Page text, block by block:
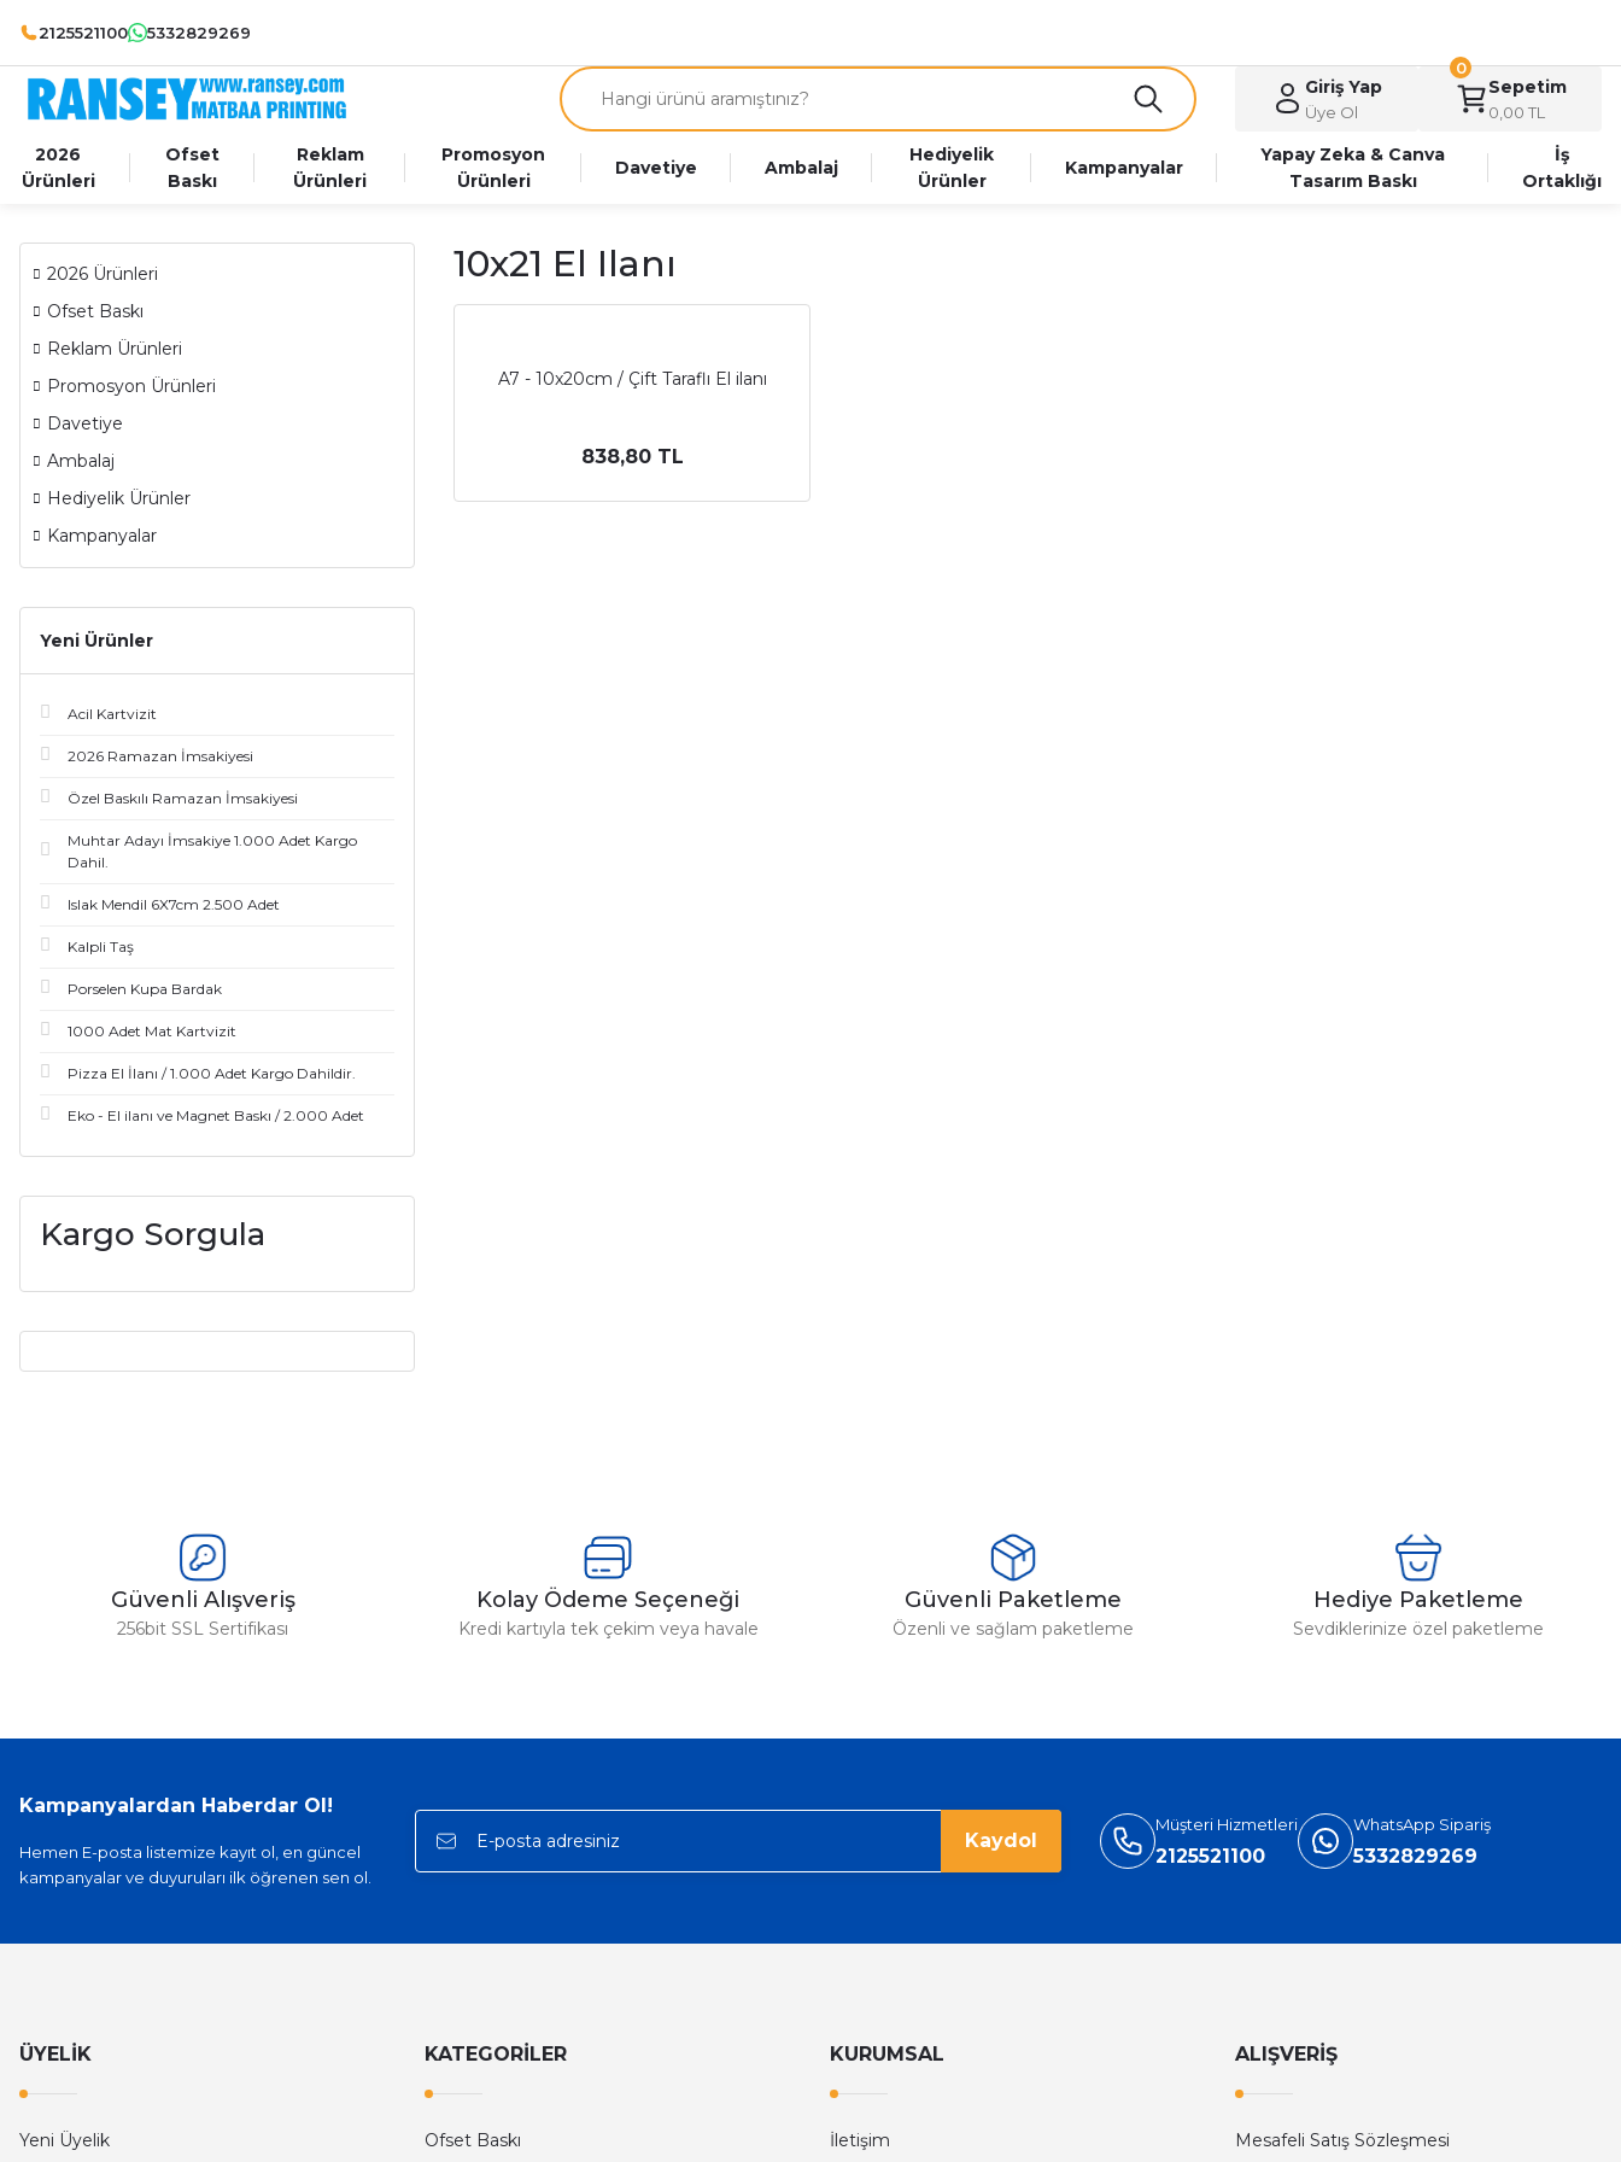
2125521100 5332829269
Giriş Yap
Üye Ol
Sepetim
0,00 TL
0
2026
Ürünleri
Ofset
Baskı
Reklam
Ürünleri
Promosyon
Ürünleri
Davetiye Ambalaj
Hediyelik
Ürünler
Kampanyalar
Yapay Zeka & Canva
Tasarım Baskı
İş
Ortaklığı
2026 Ürünleri
Ofset Baskı
Reklam Ürünleri
Promosyon Ürünleri
Davetiye
Ambalaj
Hediyelik Ürünler
Kampanyalar
Yeni Ürünler
Acil Kartvizit
2026 Ramazan İmsakiyesi
Özel Baskılı Ramazan İmsakiyesi
Muhtar Adayı İmsakiye 1.000 Adet Kargo
Dahil.
Islak Mendil 6X7cm 2.500 Adet
Kalpli Taş
Porselen Kupa Bardak
1000 Adet Mat Kartvizit
Pizza El İlanı / 1.000 Adet Kargo Dahildir.
Eko - El ilanı ve Magnet Baskı / 2.000 Adet
Kargo Sorgula
10x21 El Ilanı
A7 - 10x20cm / Çift Taraflı El ilanı
838,80 TL
Güvenli Alışveriş
256bit SSL Sertifikası
Kolay Ödeme Seçeneği
Kredi kartıyla tek çekim veya havale
Güvenli Paketleme
Özenli ve sağlam paketleme
Hediye Paketleme
Sevdiklerinize özel paketleme
Kampanyalardan Haberdar Ol!
Hemen E-posta listemize kayıt ol, en güncel
kampanyalar ve duyuruları ilk öğrenen sen ol.
Kaydol
Müşteri Hizmetleri
2125521100
WhatsApp Sipariş
5332829269
ÜYELİK
Yeni Üyelik
KATEGORİLER
Ofset Baskı
KURUMSAL
İletişim
ALIŞVERİŞ
Mesafeli Satış Sözleşmesi